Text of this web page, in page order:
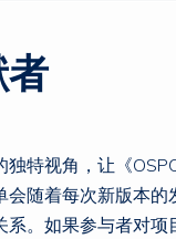
独特视角，让《
随着每次新版本的
系。如果参与者对项